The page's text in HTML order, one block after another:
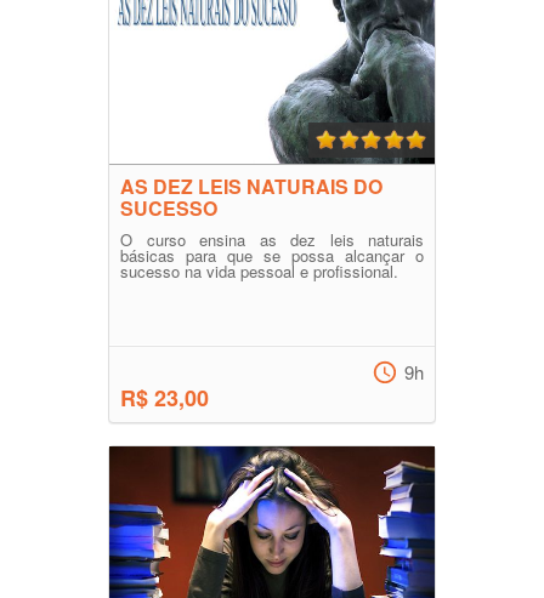
AS DEZ LEIS NATURAIS DO
SUCESSO
O curso ensina as dez leis naturais
básicas para que se possa alcançar o
sucesso na vida pessoal e profissional.
R$ 23,00
9h